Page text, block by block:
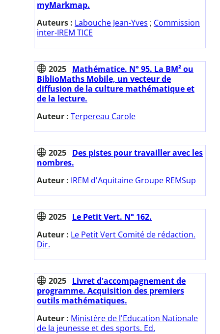
myMarkmap.
Auteurs : Labouche Jean-Yves ; Commission
inter-IREM TICE
2025 Mathématice. N° 95. La BM² ou
BiblioMaths Mobile, un vecteur de
diffusion de la culture mathématique et
de la lecture.
Auteur : Terpereau Carole
2025 Des pistes pour travailler avec les
nombres.
Auteur : IREM d'Aquitaine Groupe REMSup
2025 Le Petit Vert. N° 162.
Auteur : Le Petit Vert Comité de rédaction.
Dir.
2025 Livret d'accompagnement de
programme. Acquisition des premiers
outils mathématiques.
Auteur : Ministère de l'Education Nationale
de la jeunesse et des sports. Ed.